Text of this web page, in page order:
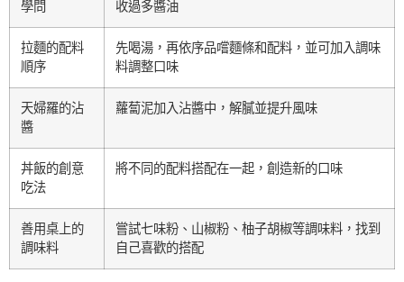
學問
收過多醬油
拉麵的配料
順序
先喝湯，再依序品嚐麵條和配料，並可加入調味
料調整口味
天婦羅的沾
醬
蘿蔔泥加入沾醬中，解膩並提升風味
丼飯的創意
吃法
將不同的配料搭配在一起，創造新的口味
善用桌上的
調味料
嘗試七味粉、山椒粉、柚子胡椒等調味料，找到
自己喜歡的搭配